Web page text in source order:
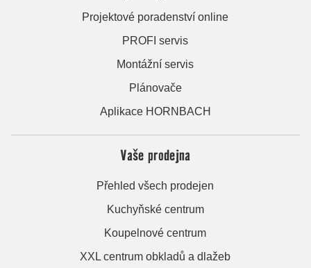
Projektové poradenství online
PROFI servis
Montážní servis
Plánovače
Aplikace HORNBACH
Vaše prodejna
Přehled všech prodejen
Kuchyňské centrum
Koupelnové centrum
XXL centrum obkladů a dlažeb